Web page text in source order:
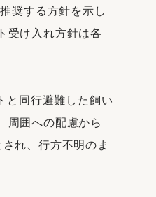
奨する方針を示し
受け入れ方針は各
と同行避難した飼い
周囲への配慮から
れ、行方不明のま